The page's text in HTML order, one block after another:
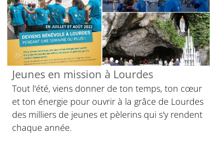
Jeunes en mission à Lourdes
Tout l'été, viens donner de ton temps, ton cœur
et ton énergie pour ouvrir à la grâce de Lourdes
des milliers de jeunes et pèlerins qui s'y rendent
chaque année.